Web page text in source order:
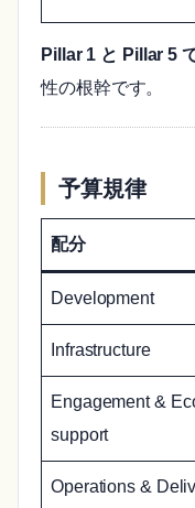
Pillar 1 と Pillar 5
性の根幹です。
予算規律
配分
Development
Infrastructure
Engagement &
support
Operations &